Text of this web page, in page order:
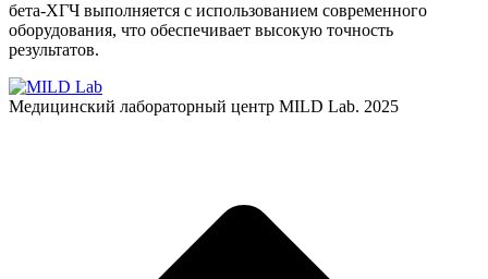
бета-ХГЧ выполняется с использованием современного
оборудования, что обеспечивает высокую точность
результатов.
Медицинский лабораторный центр MILD Lab. 2025